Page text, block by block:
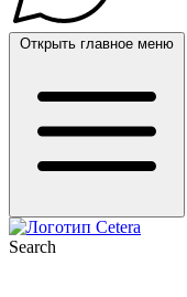
Открыть главное меню
Search